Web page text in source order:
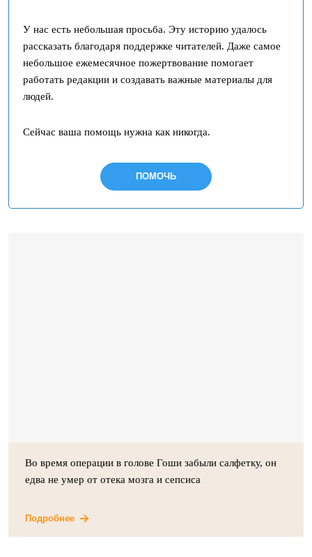
У нас есть небольшая просьба. Эту историю удалось
рассказать благодаря поддержке читателей. Даже самое
небольшое ежемесячное пожертвование помогает
работать редакции и создавать важные материалы для
людей.
Сейчас ваша помощь нужна как никогда.
ПОМОЧЬ
Во время операции в голове Гоши забыли салфетку, он
едва не умер от отека мозга и сепсиса
Подробнее